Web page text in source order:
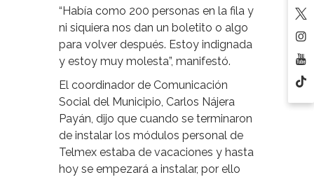
“Había como 200 personas en la fila y
ni siquiera nos dan un boletito o algo
para volver después. Estoy indignada
y estoy muy molesta”, manifestó.
El coordinador de Comunicación
Social del Municipio, Carlos Nájera
Payán, dijo que cuando se terminaron
de instalar los módulos personal de
Telmex estaba de vacaciones y hasta
hoy se empezará a instalar, por ello